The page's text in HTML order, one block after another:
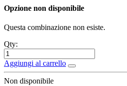
Opzione non disponibile
Questa combinazione non esiste.
Qty:
Aggiungi al carrello
Non disponibile